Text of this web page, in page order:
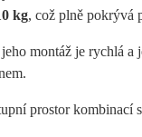
kg, což plně pokrývá
jeho montáž je rychlá a
prostor kombinací